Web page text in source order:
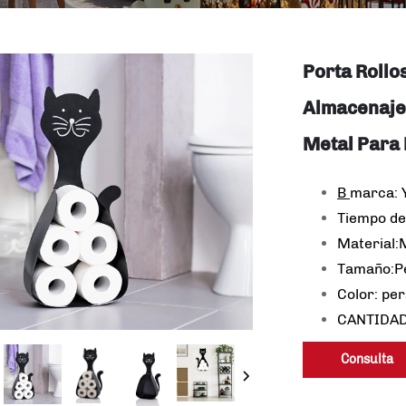
Porta
Metal Para
B marca:
Tiempo
Color:
Consulta